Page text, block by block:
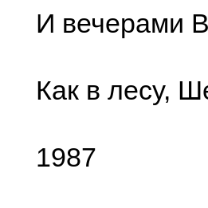
И вечерами В
Как в лесу,
1987